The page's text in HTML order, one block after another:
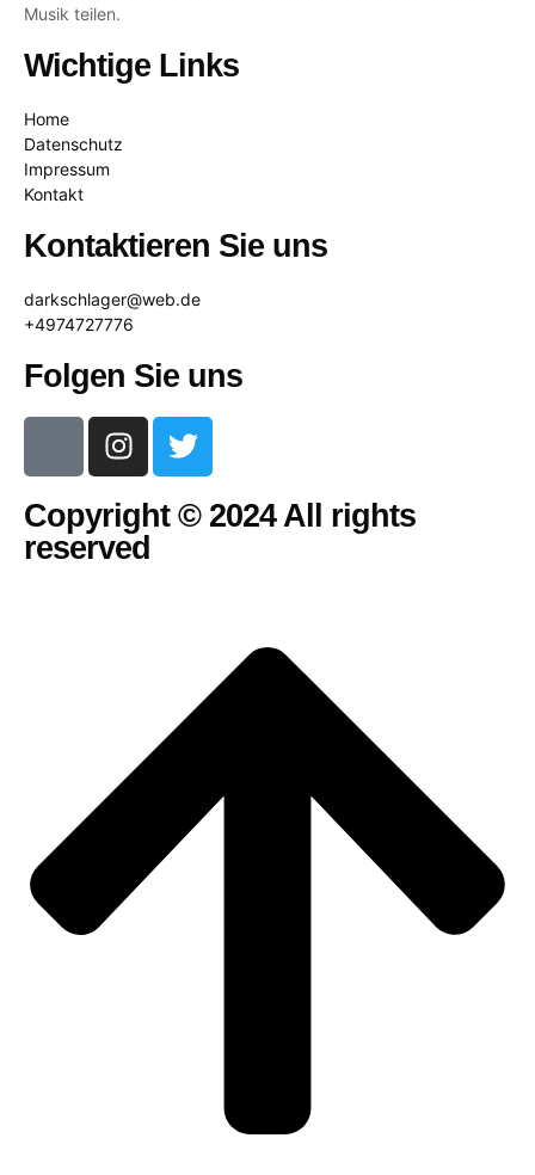
Musik teilen.
Wichtige Links
Home
Datenschutz
Impressum
Kontakt
Kontaktieren Sie uns
darkschlager@web.de
+4974727776
Folgen Sie uns
Copyright © 2024 All rights
reserved